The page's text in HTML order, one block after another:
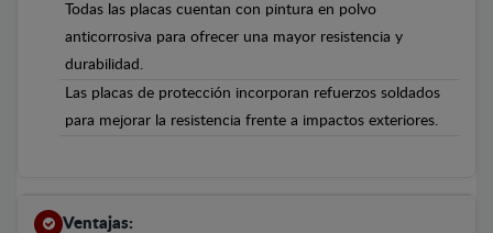
Todas las placas cuentan con pintura en polvo
anticorrosiva para ofrecer una mayor resistencia y
durabilidad.
Las placas de protección incorporan refuerzos soldados
para mejorar la resistencia frente a impactos exteriores.
Ventajas: